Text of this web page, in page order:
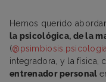
Hemos querido
la psicológica, de la
(@psimbiosis.psicologia
integradora, y la física,
entrenador personal